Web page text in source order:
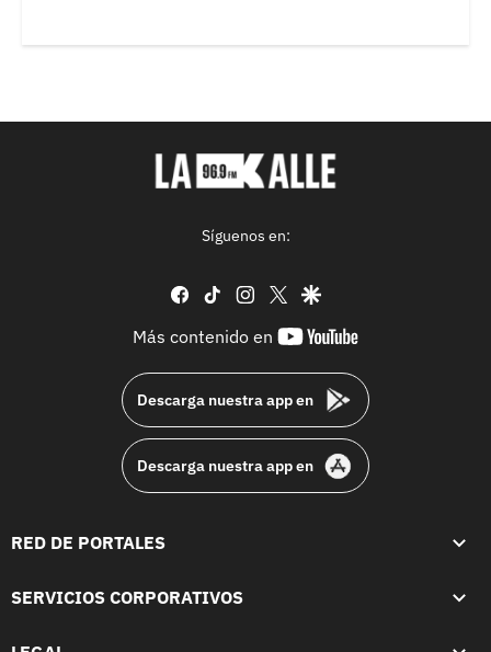
Síguenos en:
facebook
tiktok instagram
twittergoogle
Más contenido en
youtube-
Descarga nuestra app en
Descarga nuestra app en
RED DE PORTALES
SERVICIOS CORPORATIVOS